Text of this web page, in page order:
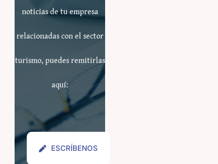
noticias de tu empresa
relacionadas con el sector
turismo, puedes remitirlas
aquí:
ESCRÍBENOS